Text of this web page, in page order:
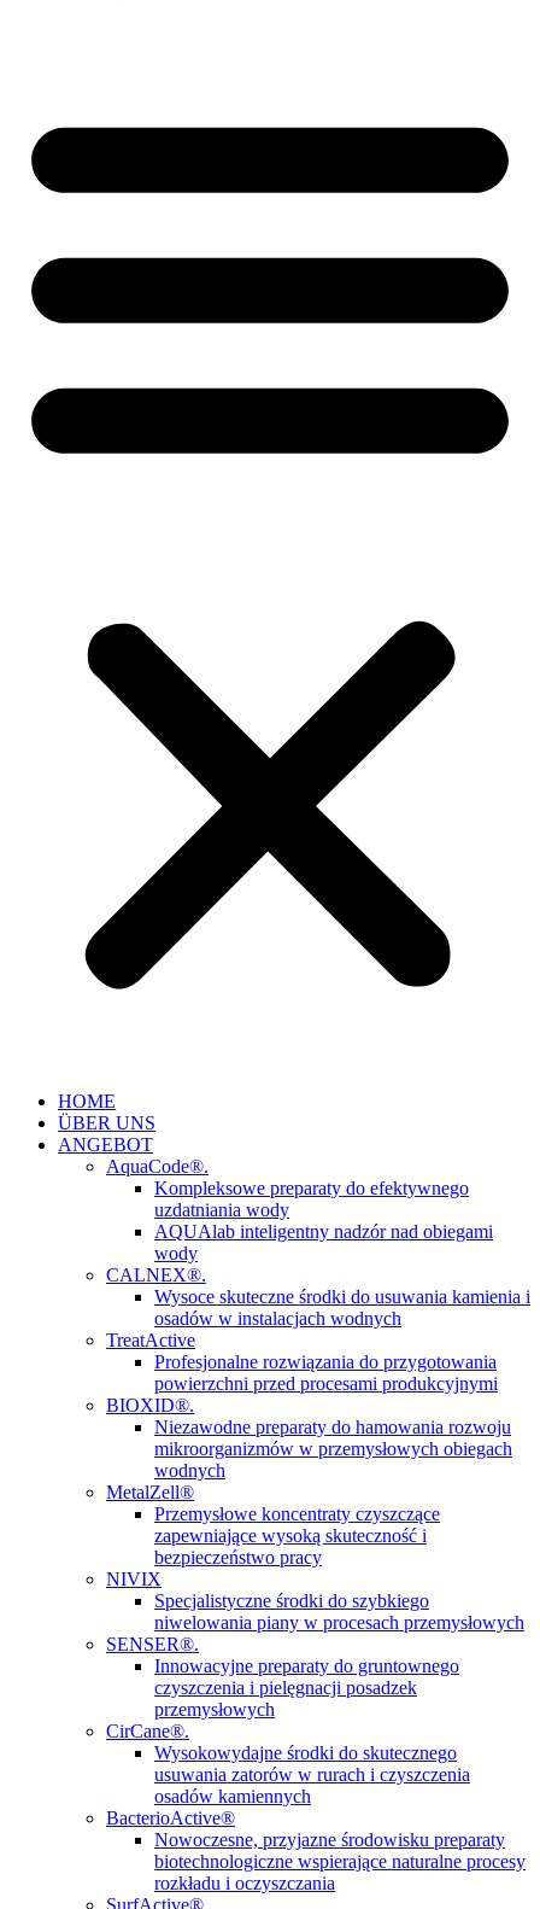
HOME
ÜBER UNS
ANGEBOT
AquaCode®.
Kompleksowe preparaty do efektywnego
uzdatniania wody
AQUAlab inteligentny nadzór nad obiegami
wody
CALNEX®.
Wysoce skuteczne środki do usuwania kamienia i
osadów w instalacjach wodnych
TreatActive
Profesjonalne rozwiązania do przygotowania
powierzchni przed procesami produkcyjnymi
BIOXID®.
Niezawodne preparaty do hamowania rozwoju
mikroorganizmów w przemysłowych obiegach
wodnych
MetalZell®
Przemysłowe koncentraty czyszczące
zapewniające wysoką skuteczność i
bezpieczeństwo pracy
NIVIX
Specjalistyczne środki do szybkiego
niwelowania piany w procesach przemysłowych
SENSER®.
Innowacyjne preparaty do gruntownego
czyszczenia i pielęgnacji posadzek
przemysłowych
CirCane®.
Wysokowydajne środki do skutecznego
usuwania zatorów w rurach i czyszczenia
osadów kamiennych
BacterioActive®
Nowoczesne, przyjazne środowisku preparaty
biotechnologiczne wspierające naturalne procesy
rozkładu i oczyszczania
SurfActive®.